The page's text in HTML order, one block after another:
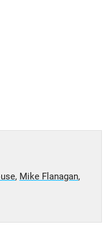
, Mike Flanagan,